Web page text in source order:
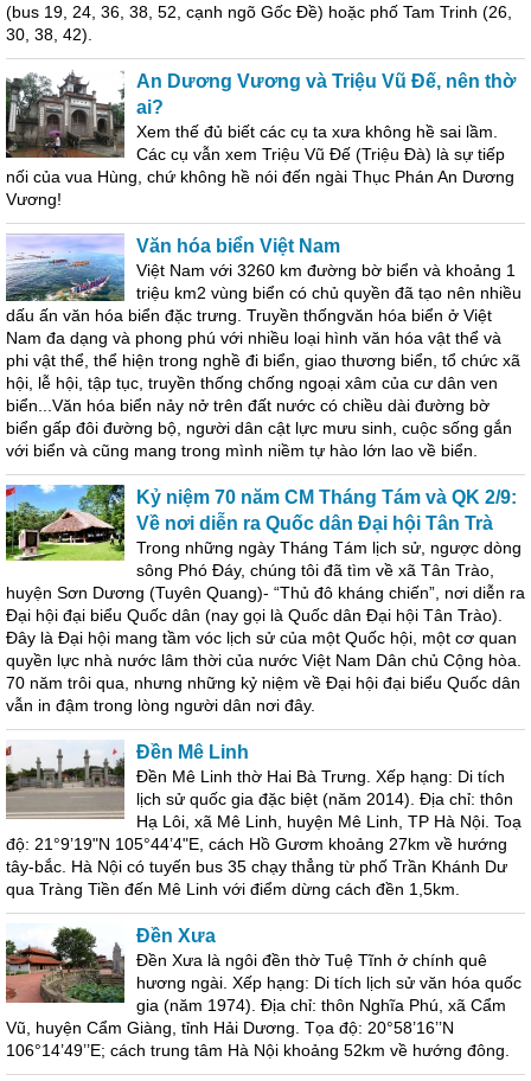
(bus 19, 24, 36, 38, 52, cạnh ngõ Gốc Đề) hoặc phố Tam Trinh (26,
30, 38, 42).
An Dương Vương và Triệu Vũ Đế, nên thờ
ai?
Xem thế đủ biết các cụ ta xưa không hề sai lầm.
Các cụ vẫn xem Triệu Vũ Đế (Triệu Đà) là sự tiếp
nối của vua Hùng, chứ không hề nói đến ngài Thục Phán An Dương
Vương!
Văn hóa biển Việt Nam
Việt Nam với 3260 km đường bờ biển và khoảng 1
triệu km2 vùng biển có chủ quyền đã tạo nên nhiều
dấu ấn văn hóa biển đặc trưng. Truyền thốngvăn hóa biển ở Việt
Nam đa dạng và phong phú với nhiều loại hình văn hóa vật thể và
phi vật thể, thể hiện trong nghề đi biển, giao thương biển, tổ chức xã
hội, lễ hội, tập tục, truyền thống chống ngoại xâm của cư dân ven
biển...Văn hóa biển nảy nở trên đất nước có chiều dài đường bờ
biển gấp đôi đường bộ, người dân cật lực mưu sinh, cuộc sống gắn
với biển và cũng mang trong mình niềm tự hào lớn lao về biển.
Kỷ niệm 70 năm CM Tháng Tám và QK 2/9:
Về nơi diễn ra Quốc dân Đại hội Tân Trà
Trong những ngày Tháng Tám lịch sử, ngược dòng
sông Phó Đáy, chúng tôi đã tìm về xã Tân Trào,
huyện Sơn Dương (Tuyên Quang)- “Thủ đô kháng chiến”, nơi diễn ra
Đại hội đại biểu Quốc dân (nay gọi là Quốc dân Đại hội Tân Trào).
Đây là Đại hội mang tầm vóc lịch sử của một Quốc hội, một cơ quan
quyền lực nhà nước lâm thời của nước Việt Nam Dân chủ Cộng hòa.
70 năm trôi qua, nhưng những kỷ niệm về Đại hội đại biểu Quốc dân
vẫn in đậm trong lòng người dân nơi đây.
Đền Mê Linh
Đền Mê Linh thờ Hai Bà Trưng. Xếp hạng: Di tích
lịch sử quốc gia đặc biệt (năm 2014). Địa chỉ: thôn
Hạ Lôi, xã Mê Linh, huyện Mê Linh, TP Hà Nội. Toạ
độ: 21°9’19"N 105°44’4"E, cách Hồ Gươm khoảng 27km về hướng
tây-bắc. Hà Nội có tuyến bus 35 chạy thẳng từ phố Trần Khánh Dư
qua Tràng Tiền đến Mê Linh với điểm dừng cách đền 1,5km.
Đền Xưa
Đền Xưa là ngôi đền thờ Tuệ Tĩnh ở chính quê
hương ngài. Xếp hạng: Di tích lịch sử văn hóa quốc
gia (năm 1974). Địa chỉ: thôn Nghĩa Phú, xã Cẩm
Vũ, huyện Cẩm Giàng, tỉnh Hải Dương. Tọa độ: 20°58’16’’N
106°14’49’’E; cách trung tâm Hà Nội khoảng 52km về hướng đông.